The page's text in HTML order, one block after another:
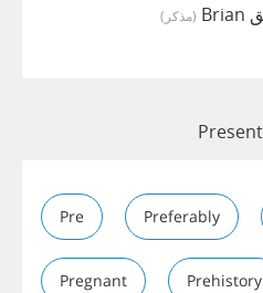
(مذكر)
Pre Preferably
Pregnant Prehistory